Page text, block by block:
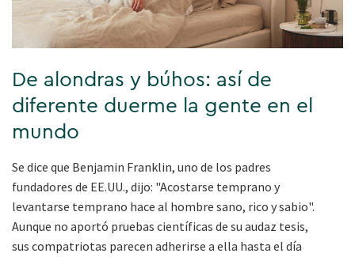
De alondras y búhos: así de
diferente duerme la gente en el
mundo
Se dice que Benjamin Franklin, uno de los padres
fundadores de EE.UU., dijo: "Acostarse temprano y
levantarse temprano hace al hombre sano, rico y sabio".
Aunque no aportó pruebas científicas de su audaz tesis,
sus compatriotas parecen adherirse a ella hasta el día